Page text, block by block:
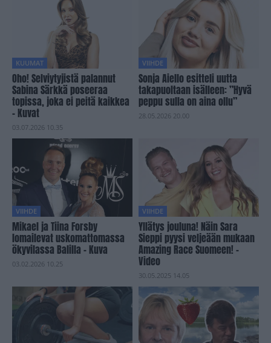
KUUMAT
Oho! Selviytyjistä palannut
Sabina Särkkä poseeraa
topissa, joka ei peitä kaikkea
– Kuvat
03.07.2026 10.35
VIIHDE
Sonja Aiello esitteli uutta
takapuoltaan isälleen: ”Hyvä
peppu sulla on aina ollu”
28.05.2026 20.00
VIIHDE
Mikael ja Tiina Forsby
lomailevat uskomattomassa
ökyvilassa Balilla – Kuva
03.02.2026 10.25
VIIHDE
Yllätys jouluna! Näin Sara
Sieppi pyysi veljeään mukaan
Amazing Race Suomeen! –
Video
30.05.2025 14.05